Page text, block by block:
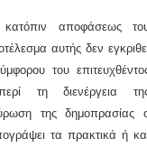
κατόπιν αποφάσεως
αυτής δεν
του
τη διενέργεια
της δημοπρασίας
τα πρακτικά ή